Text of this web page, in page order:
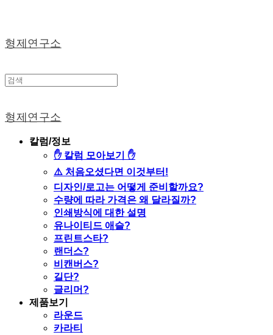
형제연구소
형제연구소
칼럼/정보
✋ 칼럼 모아보기 ✋
⚠️ 처음오셨다면 이것부터!
디자인/로고는 어떻게 준비할까요?
수량에 따라 가격은 왜 달라질까?
인쇄방식에 대한 설명
유나이티드 애슬?
프린트스타?
랜더스?
비캔버스?
길단?
글리머?
제품보기
라운드
카라티